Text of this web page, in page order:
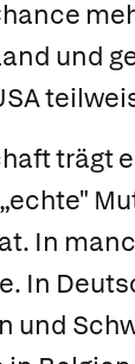
und
trägt
In
In
und